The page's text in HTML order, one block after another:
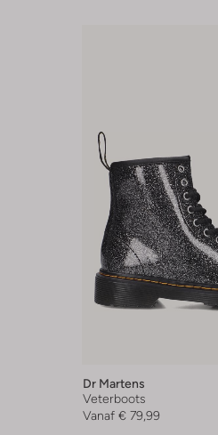
Dr Martens
Veterboots
Vanaf € 79,99